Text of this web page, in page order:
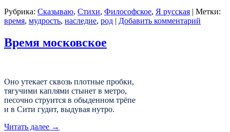
Рубрика: Сказываю, Стихи, Философское, Я русская | Метки:
время, мудрость, наследие, род | Добавить комментарий
Время московское
Оно утекает сквозь плотные пробки,
тягучими каплями стынет в метро,
песочно струится в обыденном трёпе
и в Сити гудит, выдувая нутро.
Читать далее →